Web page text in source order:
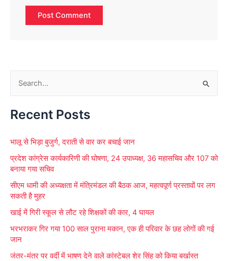
a
c
h
f
o
Recent Posts
भालू से भिड़ा बुजुर्ग, दराती से वार कर बचाई जान
प्रदेश कांग्रेस कार्यकारिणी की घोषणा, 24 उपाध्यक्ष, 36 महासचिव और 107 को
बनाया गया सचिव
सीएम धामी की अध्यक्षता में मंत्रिमंडल की बैठक आज, महत्वपूर्ण प्रस्तावों पर लग
सकती है मुहर
खाई में गिरी स्कूल से लौट रहे शिक्षकों की कार, 4 घायल
भरभराकर गिर गया 100 साल पुराना मकान, एक ही परिवार के छह लोगों की गई
जान
जंतर-मंतर पर वर्दी में भाषण देने वाले कांस्टेबल शेर सिंह को किया बर्खास्त